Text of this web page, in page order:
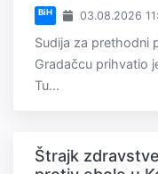
BiH 03.08.2026
Sudija za prethodni
Gradačcu prihvatio
Tu...
Štrajk